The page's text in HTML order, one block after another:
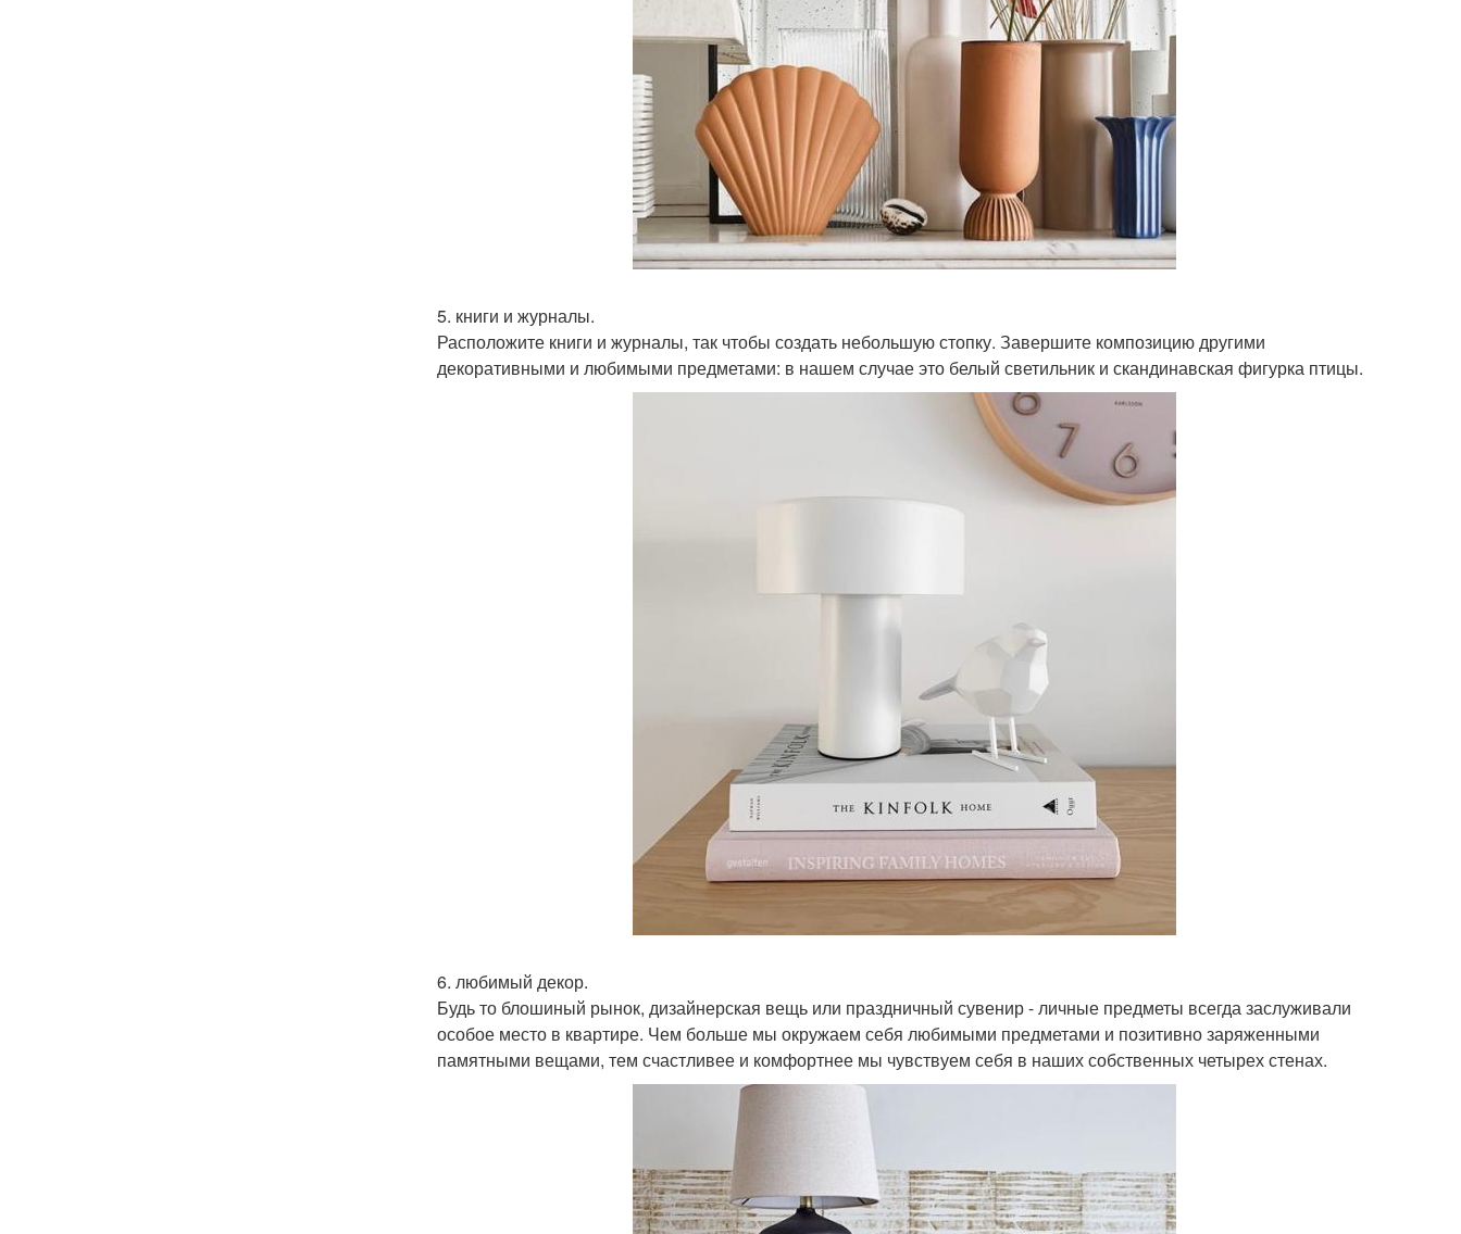
5. книги и журналы.
Расположите книги и журналы, так чтобы создать небольшую стопку. Завершите композицию другими
декоративными и любимыми предметами: в нашем случае это белый светильник и скандинавская фигурка птицы.
6. любимый декор.
Будь то блошиный рынок, дизайнерская вещь или праздничный сувенир - личные предметы всегда заслуживали
особое место в квартире. Чем больше мы окружаем себя любимыми предметами и позитивно заряженными
памятными вещами, тем счастливее и комфортнее мы чувствуем себя в наших собственных четырех стенах.